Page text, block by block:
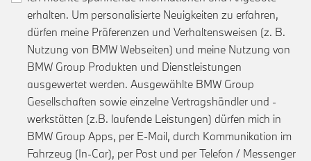
erhalten. Um personalisierte Neuigkeiten zu erfahren,
dürfen meine Präferenzen und Verhaltensweisen (z. B.
Nutzung von BMW Webseiten) und meine Nutzung von
BMW Group Produkten und Dienstleistungen
ausgewertet werden. Ausgewählte BMW Group
Gesellschaften sowie einzelne Vertragshändler und -
werkstätten (z.B. laufende Leistungen) dürfen mich in
BMW Group Apps, per E-Mail, durch Kommunikation im
Fahrzeug (In-Car), per Post und per Telefon / Messenger